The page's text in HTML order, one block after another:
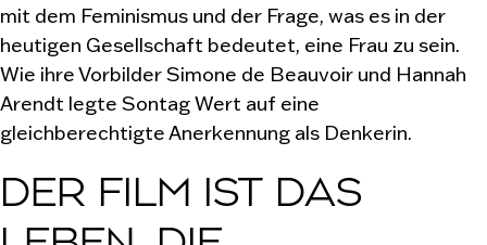
mit dem Feminismus und der Frage, was es in der
heutigen Gesellschaft bedeutet, eine Frau zu sein.
Wie ihre Vorbilder Simone de Beauvoir und Hannah
Arendt legte Sontag Wert auf eine
gleichberechtigte Anerkennung als Denkerin.
DER FILM IST DAS